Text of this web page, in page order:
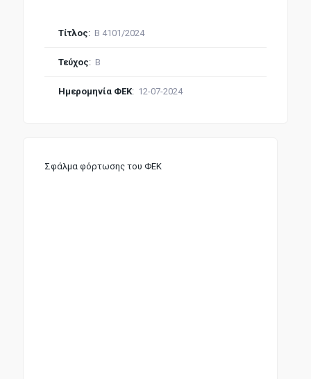
Σφάλμα φόρτωσης του ΦΕΚ
Τίτλος: Β 4101/2024
Τεύχος: Β
Ημερομηνία ΦΕΚ: 12-07-2024